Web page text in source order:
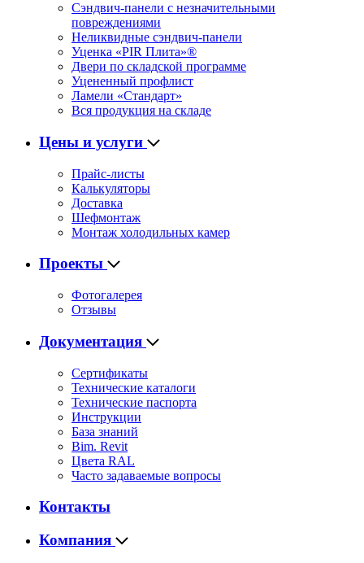
Сэндвич-панели с незначительными
повреждениями
Неликвидные сэндвич-панели
Уценка «PIR Плита»®
Двери по складской программе
Уцененный профлист
Ламели «Стандарт»
Вся продукция на складе
Цены и услуги
Прайс-листы
Калькуляторы
Доставка
Шефмонтаж
Монтаж холодильных камер
Проекты
Фотогалерея
Отзывы
Документация
Сертификаты
Технические каталоги
Технические паспорта
Инструкции
База знаний
Bim. Revit
Цвета RAL
Часто задаваемые вопросы
Контакты
Компания